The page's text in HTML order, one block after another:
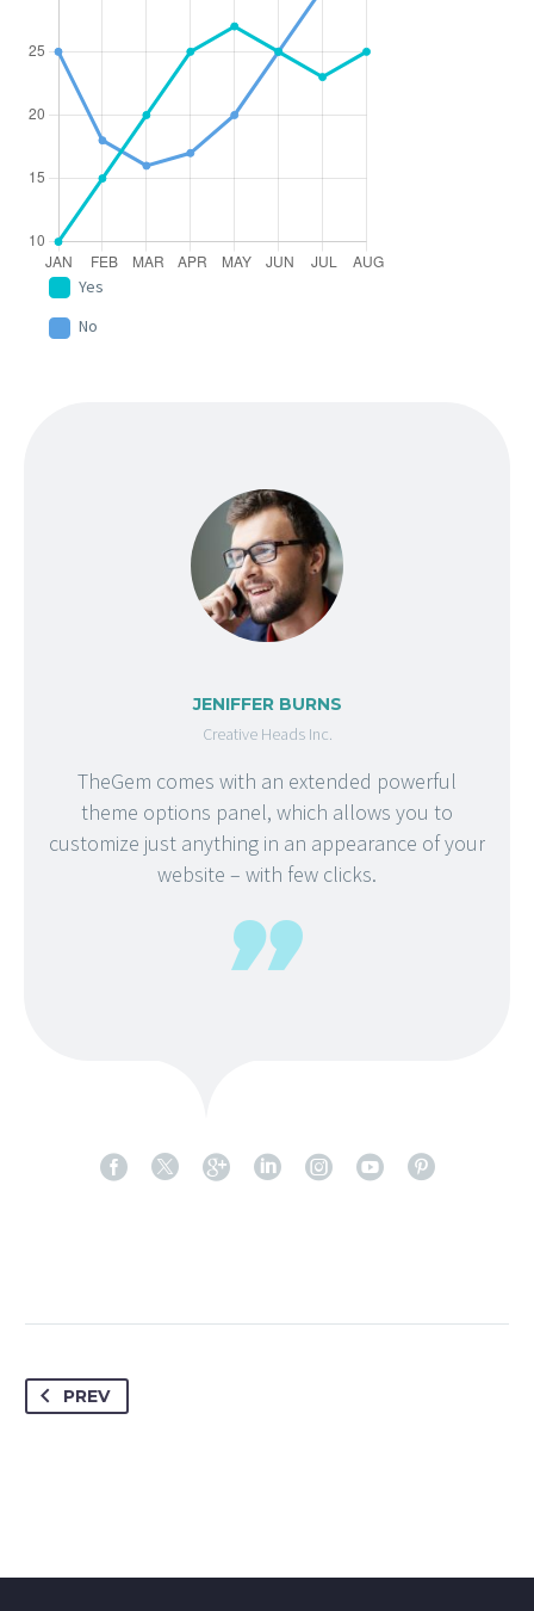
Yes
No
JENIFFER BURNS
Creative Heads Inc.
TheGem comes with an extended powerful
theme options panel, which allows you to
customize just anything in an appearance of your
website – with few clicks.
PREV